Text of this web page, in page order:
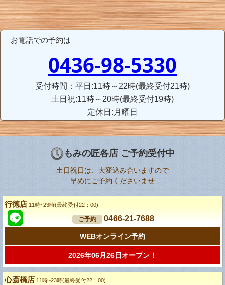
お電話での予約は
0436-98-5330
受付時間：平日:11時～22時(最終受付21時)
土日祝:11時～20時(最終受付19時)
定休日:月曜日
もみの匠各店 ご予約受付中
土日祝日は、大変込み合いますので
早めにご予約くださいませ
行徳店 11時~23時(最終受付22：00)
ご予約 0466-21-7688
WEBオンライン予約
2026年06月26日オープン！
心斎橋店 11時~23時(最終受付22：00)